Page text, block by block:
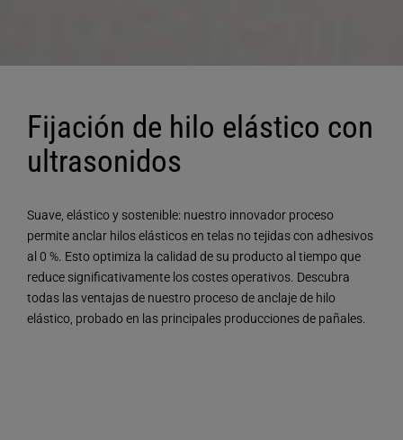
Fijación de hilo elástico con
ultrasonidos
Suave, elástico y sostenible: nuestro innovador proceso
permite anclar hilos elásticos en telas no tejidas con adhesivos
al 0 %. Esto optimiza la calidad de su producto al tiempo que
reduce significativamente los costes operativos. Descubra
todas las ventajas de nuestro proceso de anclaje de hilo
elástico, probado en las principales producciones de pañales.